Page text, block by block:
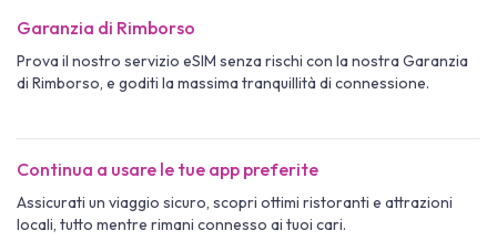
Garanzia di Rimborso
Prova il nostro servizio eSIM senza rischi con la nostra Garanzia
di Rimborso, e goditi la massima tranquillità di connessione.
Continua a usare le tue app preferite
Assicurati un viaggio sicuro, scopri ottimi ristoranti e attrazioni
locali, tutto mentre rimani connesso ai tuoi cari.